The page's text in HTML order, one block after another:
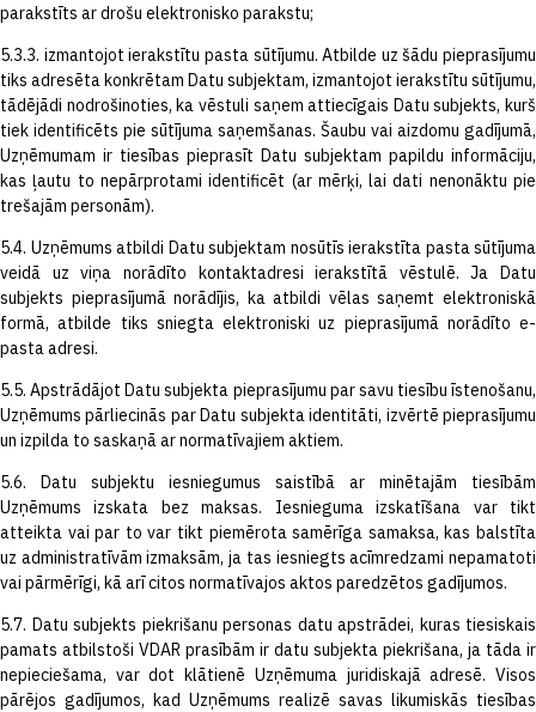
parakstīts ar drošu elektronisko parakstu;
5.3.3. izmantojot ierakstītu pasta sūtījumu. Atbilde uz šādu pieprasījumu
tiks adresēta konkrētam Datu subjektam, izmantojot ierakstītu sūtījumu,
tādējādi nodrošinoties, ka vēstuli saņem attiecīgais Datu subjekts, kurš
tiek identificēts pie sūtījuma saņemšanas. Šaubu vai aizdomu gadījumā,
Uzņēmumam ir tiesības pieprasīt Datu subjektam papildu informāciju,
kas ļautu to nepārprotami identificēt (ar mērķi, lai dati nenonāktu pie
trešajām personām).
5.4. Uzņēmums atbildi Datu subjektam nosūtīs ierakstīta pasta sūtījuma
veidā uz viņa norādīto kontaktadresi ierakstītā vēstulē. Ja Datu
subjekts pieprasījumā norādījis, ka atbildi vēlas saņemt elektroniskā
formā, atbilde tiks sniegta elektroniski uz pieprasījumā norādīto e-
pasta adresi.
5.5. Apstrādājot Datu subjekta pieprasījumu par savu tiesību īstenošanu,
Uzņēmums pārliecinās par Datu subjekta identitāti, izvērtē pieprasījumu
un izpilda to saskaņā ar normatīvajiem aktiem.
5.6. Datu subjektu iesniegumus saistībā ar minētajām tiesībām
Uzņēmums izskata bez maksas. Iesnieguma izskatīšana var tikt
atteikta vai par to var tikt piemērota samērīga samaksa, kas balstīta
uz administratīvām izmaksām, ja tas iesniegts acīmredzami nepamatoti
vai pārmērīgi, kā arī citos normatīvajos aktos paredzētos gadījumos.
5.7. Datu subjekts piekrišanu personas datu apstrādei, kuras tiesiskais
pamats atbilstoši VDAR prasībām ir datu subjekta piekrišana, ja tāda ir
nepieciešama, var dot klātienē Uzņēmuma juridiskajā adresē. Visos
pārējos gadījumos, kad Uzņēmums realizē savas likumiskās tiesības